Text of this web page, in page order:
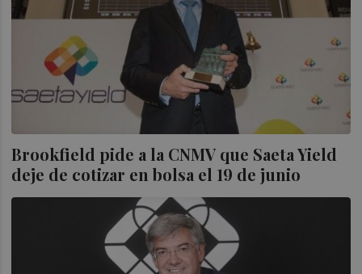
Brookfield pide a la CNMV que Saeta Yield
deje de cotizar en bolsa el 19 de junio